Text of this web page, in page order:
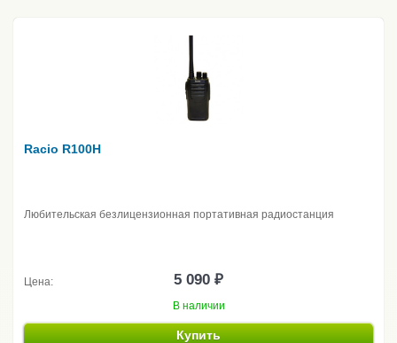
Racio R100H
Любительская безлицензионная портативная радиостанция
Цена: 5 090 ₽
В наличии
Купить